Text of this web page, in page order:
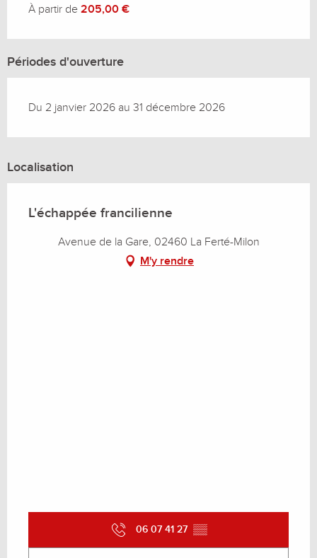
À partir de 205,00 €
Périodes d'ouverture
Du 2 janvier 2026 au 31 décembre 2026
Localisation
L'échappée francilienne
Avenue de la Gare, 02460 La Ferté-Milon
M'y rendre
06 07 41 27 ▒▒